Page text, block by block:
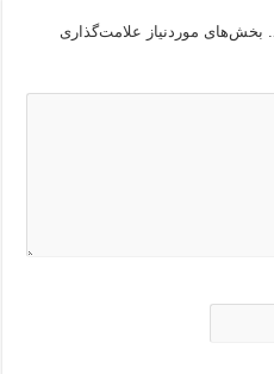
بخش‌های موردنیاز علامت‌گذاری